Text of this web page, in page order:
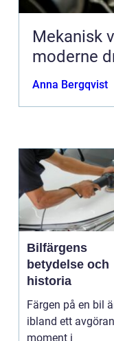
Mekanisk
moderne
Anna Bergqvist
Bilfärgens
betydelse och
historia
Färgen på en bil
ibland ett
moment i